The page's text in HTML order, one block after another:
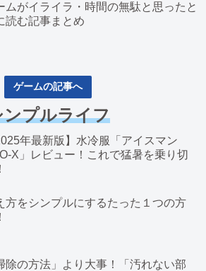
ムがイライラ・時間の無駄と思ったと
読む記事まとめ
ゲームの記事へ
ンプルライフ
年最新版】水冷服「アイスマン
X」レビュー！これで猛暑を乗り切
方をシンプルにするたった１つの方
除の方法」より大事！「汚れない部